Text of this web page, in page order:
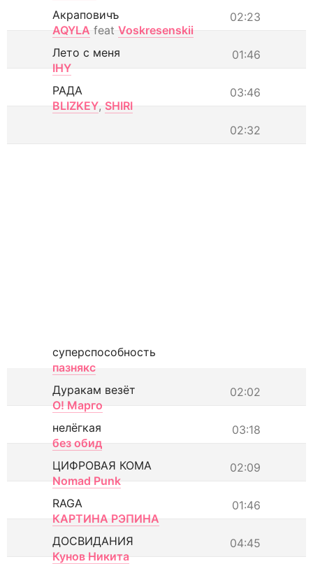
02:23
Акраповичъ
AQYLA feat Voskresenskii
01:46
Лето с меня
IHY
03:46
РАДА
BLIZKEY, SHIRI
02:32
суперспособность
пазнякс
02:02
Дуракам везёт
О! Марго
03:18
нелёгкая
без обид
02:09
ЦИФРОВАЯ КОМА
Nomad Punk
01:46
RAGA
КАРТИНА РЭПИНА
04:45
ДОСВИДАНИЯ
Кунов Никита